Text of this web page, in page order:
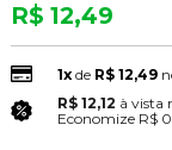
R$ 12,49
1xde R$ 12,49
R$ 12,12 à vista
Economize R$